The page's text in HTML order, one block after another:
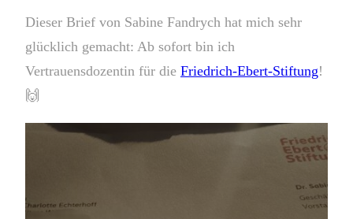
Dieser Brief von Sabine Fandrych hat mich sehr
glücklich gemacht: Ab sofort bin ich
Vertrauensdozentin für die Friedrich-Ebert-Stiftung!
🙌